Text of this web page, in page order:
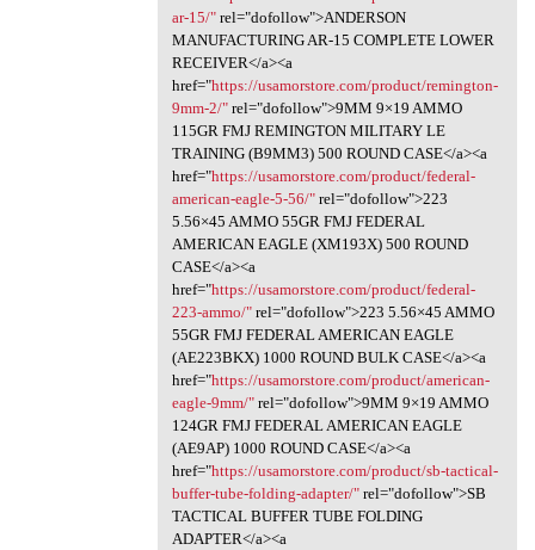
ar-15/"rel="dofollow">ANDERSON
MANUFACTURING AR-15 COMPLETE LOWER
RECEIVER</a><a
href="https://usamorstore.com/product/remington-
9mm-2/"rel="dofollow">9MM 9×19 AMMO
115GR FMJ REMINGTON MILITARY LE
TRAINING (B9MM3) 500 ROUND CASE</a><a
href="https://usamorstore.com/product/federal-
american-eagle-5-56/"rel="dofollow">223
5.56×45 AMMO 55GR FMJ FEDERAL
AMERICAN EAGLE (XM193X) 500 ROUND
CASE</a><a
href="https://usamorstore.com/product/federal-
223-ammo/"rel="dofollow">223 5.56×45 AMMO
55GR FMJ FEDERAL AMERICAN EAGLE
(AE223BKX) 1000 ROUND BULK CASE</a><a
href="https://usamorstore.com/product/american-
eagle-9mm/"rel="dofollow">9MM 9×19 AMMO
124GR FMJ FEDERAL AMERICAN EAGLE
(AE9AP) 1000 ROUND CASE</a><a
href="https://usamorstore.com/product/sb-tactical-
buffer-tube-folding-adapter/"rel="dofollow">SB
TACTICAL BUFFER TUBE FOLDING
ADAPTER</a><a